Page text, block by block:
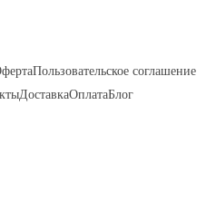
Пользовательское соглашение
ДоставкаОплатаБлог